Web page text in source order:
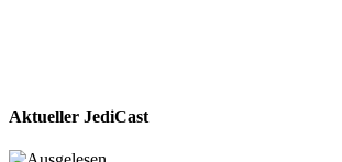
Aktueller JediCast